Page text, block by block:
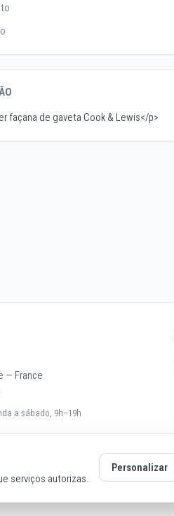
façana de gaveta Cook & Lewis</p>
— France
a sábado, 9h–19h
serviços autorizas.
Personalizar